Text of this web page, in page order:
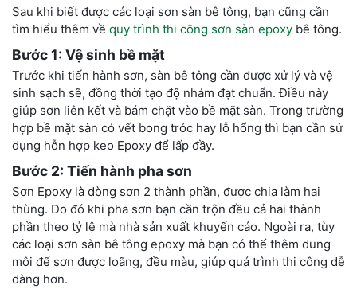
Sau khi biết được các loại sơn sàn bê tông, bạn cũng cần
tìm hiểu thêm về quy trình thi công sơn sàn epoxy bê tông.
Bước 1: Vệ sinh bề mặt
Trước khi tiến hành sơn, sàn bê tông cần được xử lý và vệ
sinh sạch sẽ, đồng thời tạo độ nhám đạt chuẩn. Điều này
giúp sơn liên kết và bám chặt vào bề mặt sàn. Trong trường
hợp bề mặt sàn có vết bong tróc hay lỗ hổng thì bạn cần sử
dụng hỗn hợp keo Epoxy để lấp đầy.
Bước 2: Tiến hành pha sơn
Sơn Epoxy là dòng sơn 2 thành phần, được chia làm hai
thùng. Do đó khi pha sơn bạn cần trộn đều cả hai thành
phần theo tỷ lệ mà nhà sản xuất khuyến cáo. Ngoài ra, tùy
các loại sơn sàn bê tông epoxy mà bạn có thể thêm dung
môi để sơn được loãng, đều màu, giúp quá trình thi công dễ
dàng hơn.